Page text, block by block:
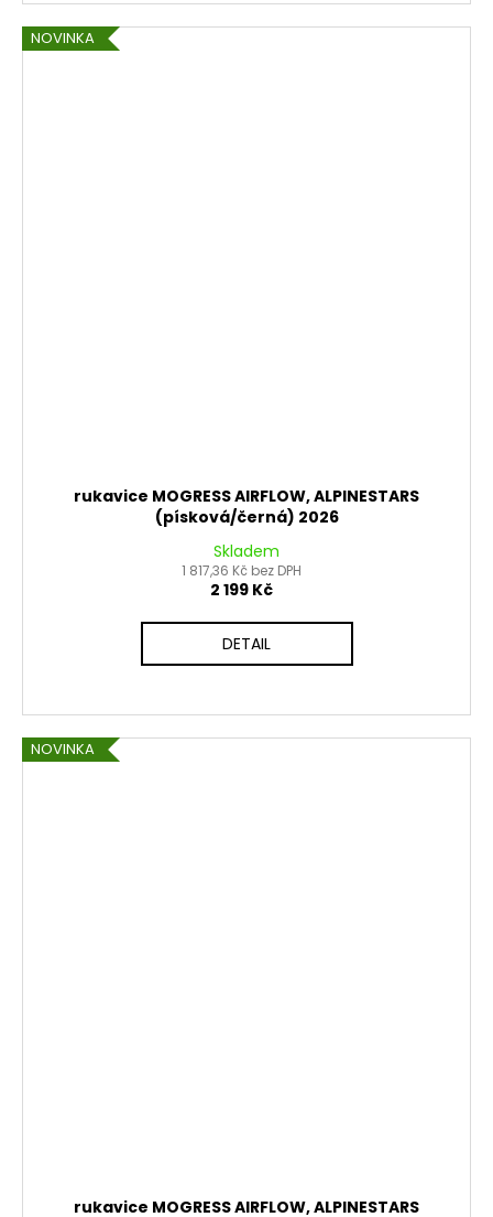
NOVINKA
rukavice MOGRESS AIRFLOW, ALPINESTARS
(písková/černá) 2026
Skladem
1 817,36 Kč bez DPH
2 199 Kč
DETAIL
NOVINKA
rukavice MOGRESS AIRFLOW, ALPINESTARS